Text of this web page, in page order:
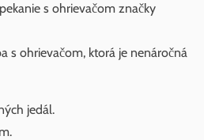
s ohrievačom značky
s ohrievačom, ktorá je nenáročná
jedál.